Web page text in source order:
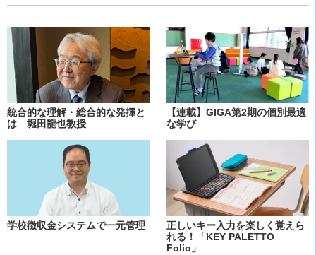
統合的な理解・総合的な発揮と
は 堀田龍也教授
【連載】GIGA第2期の個別最適
な学び
学校徴収金システムで一元管理
正しいキー入力を楽しく覚えら
れる！「KEY PALETTO
Folio」